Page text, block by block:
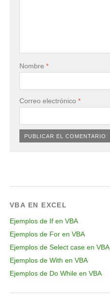
Nombre *
Correo electrónico *
VBA EN EXCEL
Ejemplos de If en VBA
Ejemplos de For en VBA
Ejemplos de Select case en VBA
Ejemplos de With en VBA
Ejemplos de Do While en VBA